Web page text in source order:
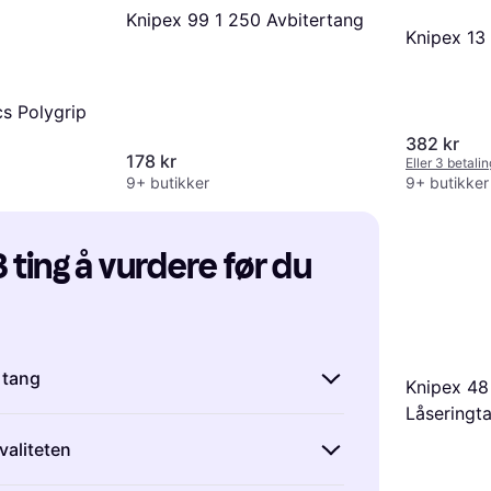
Polygrip
Knipex 99 1 250 Avbitertang
178 kr
9+ butikker
Knipex
382 kr
Eller 3
9+ butikker
Knipex 48
ting å vurdere før du
nebbtenger og avbitertenger. Hver
bruksområde. For eksempel er